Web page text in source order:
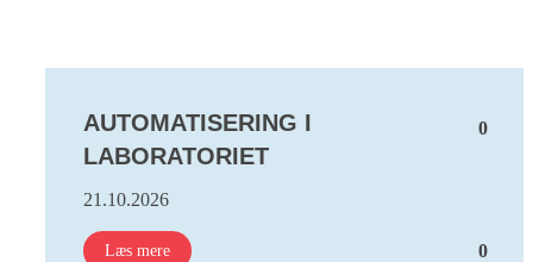
0
0
AUTOMATISERING I
LABORATORIET
21.10.2026
Læs mere